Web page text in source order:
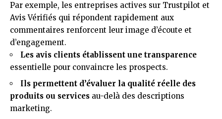
Par exemple, les entreprises actives sur Trustpilot et
Avis Vérifiés qui répondent rapidement aux
commentaires renforcent leur image d’écoute et
d’engagement.
Les avis clients établissent une transparence
essentielle pour convaincre les prospects.
Ils permettent d’évaluer la qualité réelle des
produits ou services au-delà des descriptions
marketing.